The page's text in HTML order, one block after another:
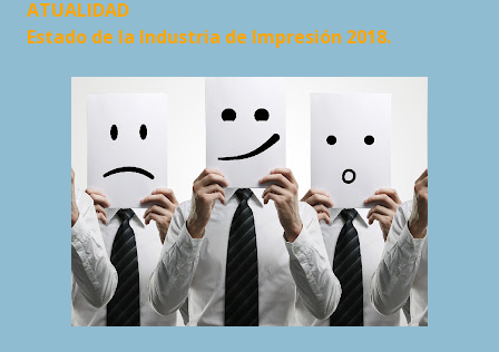
ATUALIDAD
Estado de la Industria de Impresión 2018.